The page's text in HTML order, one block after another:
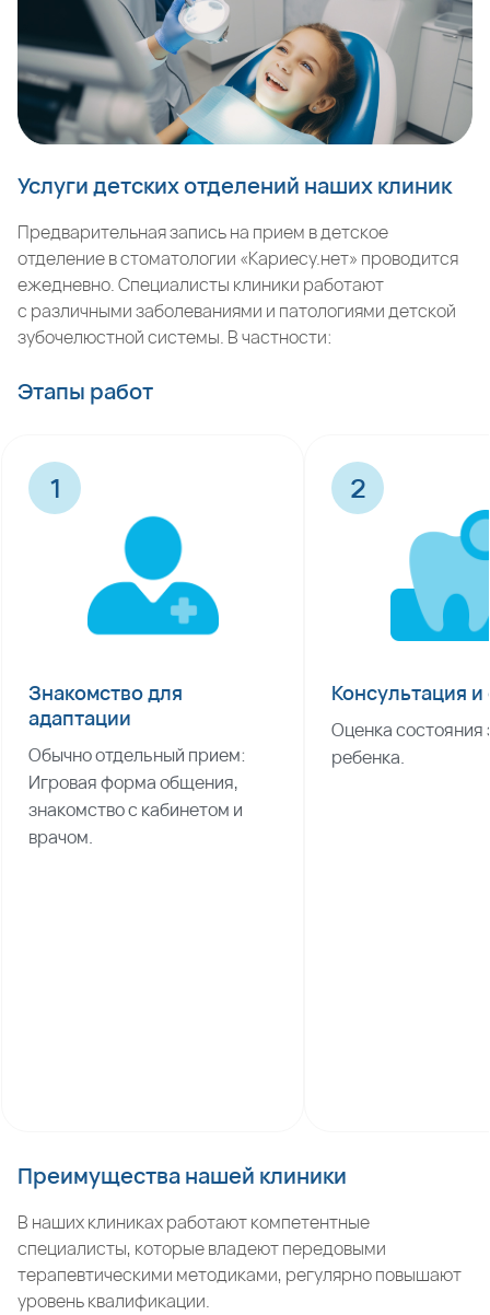
Услуги детских отделений наших клиник
Предварительная запись на прием в детское
отделение в стоматологии «Кариесу.нет» проводится
ежедневно. Специалисты клиники работают
с различными заболеваниями и патологиями детской
зубочелюстной системы. В частности:
Этапы работ
1
Знакомство для
адаптации
Обычно отдельный прием:
Игровая форма общения,
знакомство с кабинетом и
врачом.
2
Консультация
Оценка состояния
ребенка.
Преимущества нашей клиники
В наших клиниках работают компетентные
специалисты, которые владеют передовыми
терапевтическими методиками, регулярно повышают
уровень квалификации.